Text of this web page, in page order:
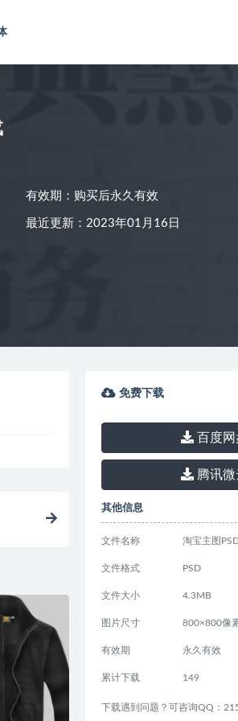
有效期：购买后永久有效
最近更新：2023年01月16日
免费下载
百度
腾讯
其他信息
文件名称 淘宝主图
文件格式 PSD
文件大小 4.3MB
图片尺寸 800×800像
有效期 永久有效
累计下载 149
下载遇到问题？可咨询QQ：